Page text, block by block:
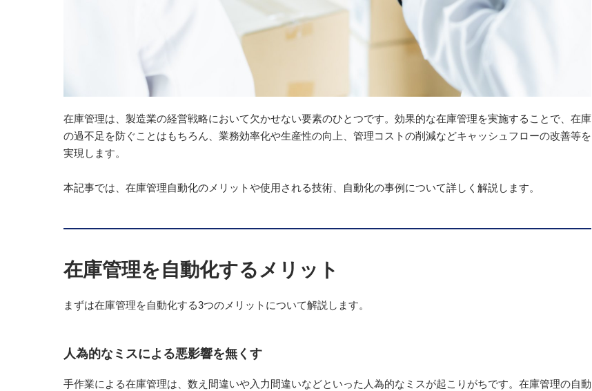
在庫管理は、製造業の経営戦略において欠かせない要素のひとつです。効果的な在庫管理を実施することで、在庫
の過不足を防ぐことはもちろん、業務効率化や生産性の向上、管理コストの削減などキャッシュフローの改善等を
実現します。
本記事では、在庫管理自動化のメリットや使用される技術、自動化の事例について詳しく解説します。
在庫管理を自動化するメリット
まずは在庫管理を自動化する3つのメリットについて解説します。
人為的なミスによる悪影響を無くす
手作業による在庫管理は、数え間違いや入力間違いなどといった人為的なミスが起こりがちです。在庫管理の自動